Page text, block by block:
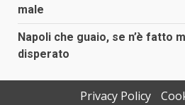
male
Napoli che guaio, se n’è fatto
disperato
Privacy Policy